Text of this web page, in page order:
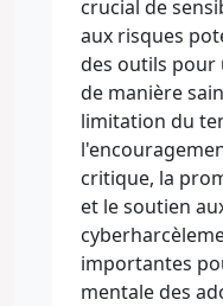
crucial de
aux risques
des outils pour
de manière
limitation du
critique, la
et le soutien
importantes
mentale des